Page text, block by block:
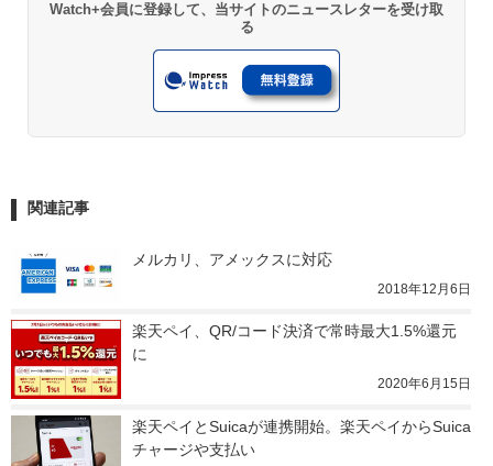
Watch+会員に登録して、当サイトのニュースレターを受け取
る
関連記事
メルカリ、アメックスに対応
2018年12月6日
楽天ペイ、QR/コード決済で常時最大1.5%還元
に
2020年6月15日
楽天ペイとSuicaが連携開始。楽天ペイからSuica
チャージや支払い